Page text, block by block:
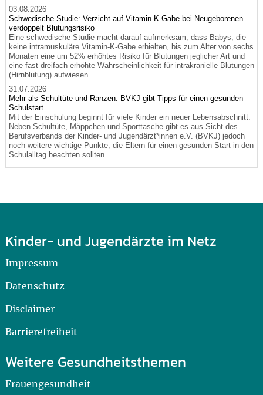
03.08.2026
Schwedische Studie: Verzicht auf Vitamin-K-Gabe bei Neugeborenen
verdoppelt Blutungsrisiko
Eine schwedische Studie macht darauf aufmerksam, dass Babys, die
keine intramuskuläre Vitamin-K-Gabe erhielten, bis zum Alter von sechs
Monaten eine um 52% erhöhtes Risiko für Blutungen jeglicher Art und
eine fast dreifach erhöhte Wahrscheinlichkeit für intrakranielle Blutungen
(Hirnblutung) aufwiesen.
31.07.2026
Mehr als Schultüte und Ranzen: BVKJ gibt Tipps für einen gesunden
Schulstart
Mit der Einschulung beginnt für viele Kinder ein neuer Lebensabschnitt.
Neben Schultüte, Mäppchen und Sporttasche gibt es aus Sicht des
Berufsverbands der Kinder- und Jugendärzt*innen e.V. (BVKJ) jedoch
noch weitere wichtige Punkte, die Eltern für einen gesunden Start in den
Schulalltag beachten sollten.
Kinder- und Jugendärzte im Netz
Impressum
Datenschutz
Disclaimer
Barrierefreiheit
Weitere Gesundheitsthemen
Frauengesundheit